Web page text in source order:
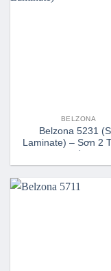
BELZONA
Belzona 5231
Laminate) – Sơn 2
Phần